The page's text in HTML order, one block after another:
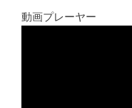
動画プレーヤー